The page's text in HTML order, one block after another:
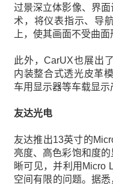
过景深立体影像、界
术，将仪表指示、导
上，使其画面不受曲面
此外，CarUX也展出
内装整合式透光皮革
车用显示器等车载显示
友达光电
友达推出13英寸的
亮度、高色彩饱和度
晰可见，并利用Micro
空间有限的问题。据